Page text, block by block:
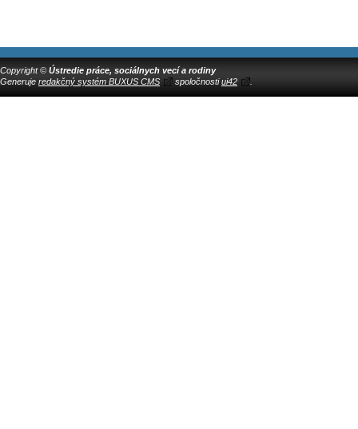
Copyright © Ústredie práce, sociálnych vecí a rodiny
Generuje redakčný systém BUXUS CMS spoločnostiui42